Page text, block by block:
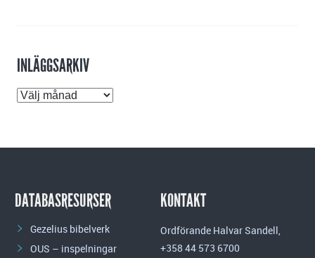
INLÄGGSARKIV
Inläggsarkiv
DATABASRESURSER
Gezelius bibelverk
OUS – inspelningar
KONTAKT
Ordförande Halvar Sandell,
+358 44 573 6700